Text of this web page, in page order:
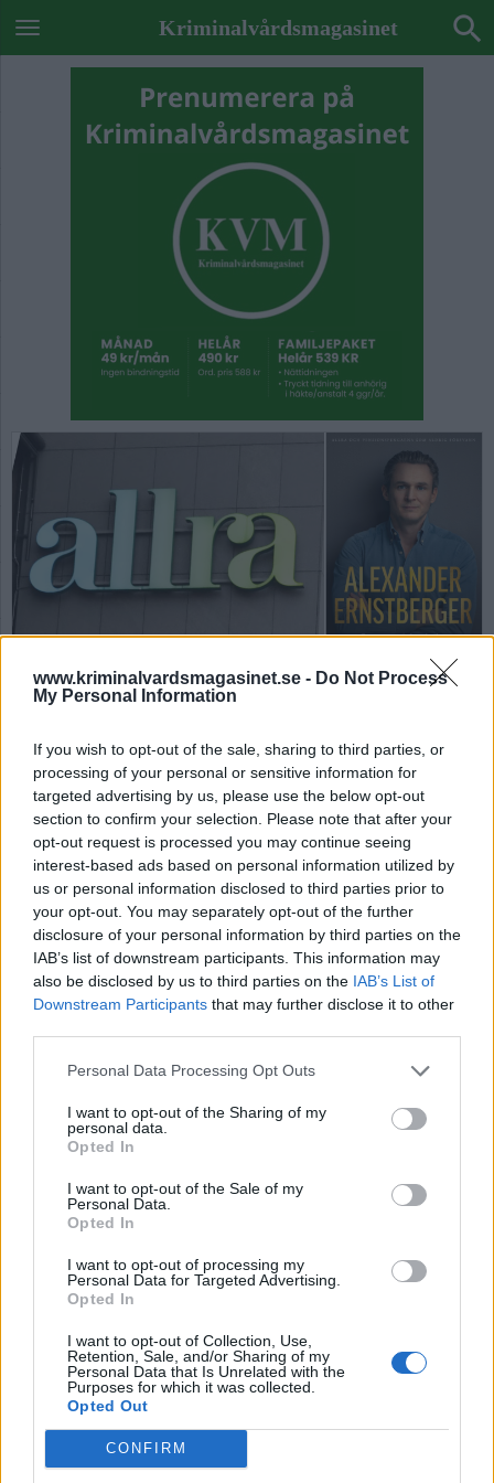
www.kriminalvardsmagasinet.se - Do Not Process
My Personal Information
If you wish to opt-out of the sale, sharing to third parties, or
processing of your personal or sensitive information for
targeted advertising by us, please use the below opt-out
section to confirm your selection. Please note that after your
opt-out request is processed you may continue seeing
interest-based ads based on personal information utilized by
us or personal information disclosed to third parties prior to
your opt-out. You may separately opt-out of the further
disclosure of your personal information by third parties on the
IAB’s list of downstream participants. This information may
also be disclosed by us to third parties on the IAB’s List of
Downstream Participants that may further disclose it to other
Personal Data Processing Opt Outs
I want to opt-out of the Sharing of my
personal data.
Opted In
I want to opt-out of the Sale of my
Personal Data.
Opted In
I want to opt-out of processing my
Personal Data for Targeted Advertising.
Opted In
I want to opt-out of Collection, Use,
Retention, Sale, and/or Sharing of my
Personal Data that Is Unrelated with the
Purposes for which it was collected.
Opted Out
CONFIRM
Kriminalvårdsmagasinet
Från Lidingö till
Kumlaanstalten
Av Ricard A R Nilsson 2026-03-01
Det var 2021 som Alexander Ernstberger mot
sitt nekande dömdes till fängelse för brott
begångna under hans tid som VD för Allra.
Tingsrätten friade, medan hovrätten hade en
annan åsikt och utdömde ett straff på sex år. I
hans självbiografi får läsaren en insikt i
mannen bakom alla rubrikerna.
Password
Remember Me
Forgot Password
Publicerad2026-03-01